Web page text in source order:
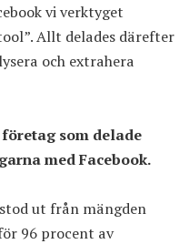
vi verktyget
Allt delades därefter
och extrahera
som delade
med Facebook.
ut från mängden
96 procent av